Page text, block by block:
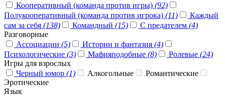
Кооперативный (команда против игры) (92)
Полукооперативный (команда против игрока) (11)
Каждый
сам за себя (138) Командный (15) С предателем (4)
Разговорные
Ассоциации (5) Истории и фантазия (4)
Психологические (3) Мафияподобные (8) Ролевые (24)
Игры для взрослых
Черный юмор (1) Алкогольные
Романтические
Эротические
Язык